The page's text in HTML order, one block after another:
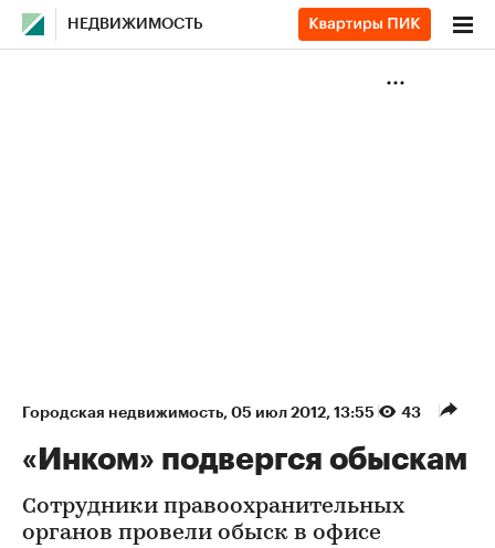
НЕДВИЖИМОСТЬ
Городская недвижимость⁠, 05 июл 2012, 13:55 43
«Инком» подвергся обыскам
Сотрудники правоохранительных
органов провели обыск в офисе